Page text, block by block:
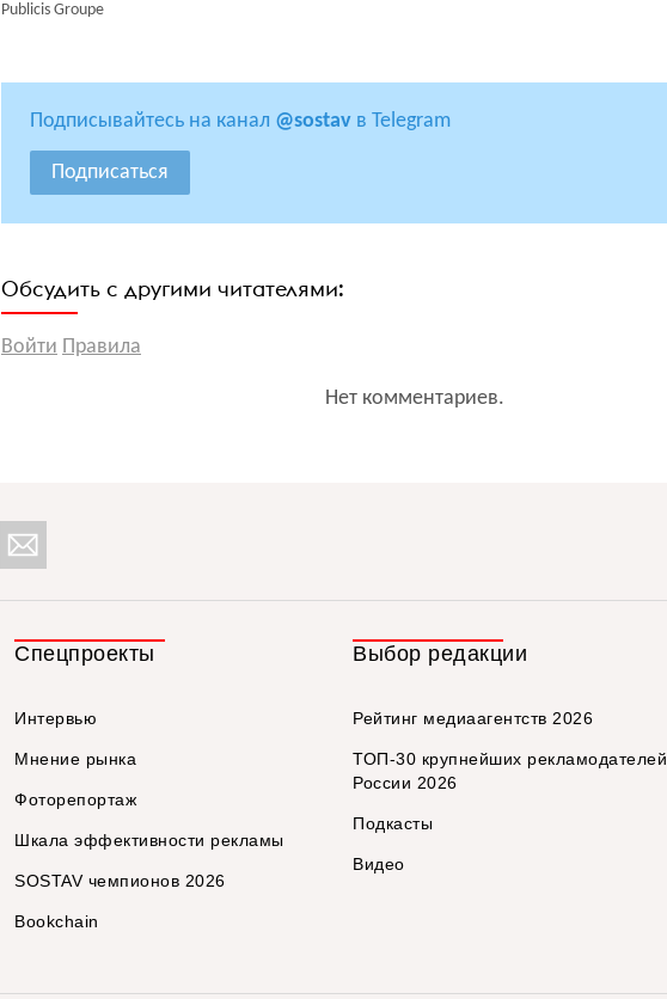
Publicis Groupe
Подписывайтесь на канал @sostav в Telegram
Подписаться
Обсудить с другими читателями:
Войти Правила
Нет комментариев.
Спецпроекты
Интервью
Мнение рынка
Фоторепортаж
Шкала эффективности рекламы
SOSTAV чемпионов 2026
Bookchain
Выбор редакции
Рейтинг медиаагентств 2026
ТОП-30 крупнейших рекламодателей
России 2026
Подкасты
Видео